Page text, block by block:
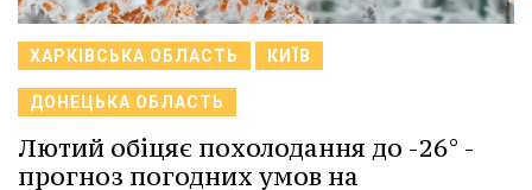
ХАРКІВСЬКА ОБЛАСТЬ КИЇВ
ДОНЕЦЬКА ОБЛАСТЬ
Лютий обіцяє похолодання до -26° -
прогноз погодних умов на